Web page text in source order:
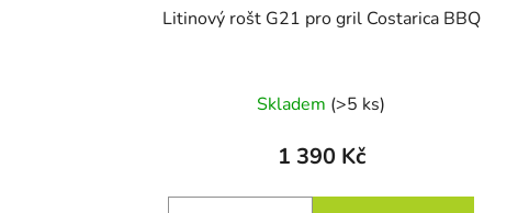
Litinový rošt G21 pro gril Costarica BBQ
Skladem (>5 ks)
1 390 Kč